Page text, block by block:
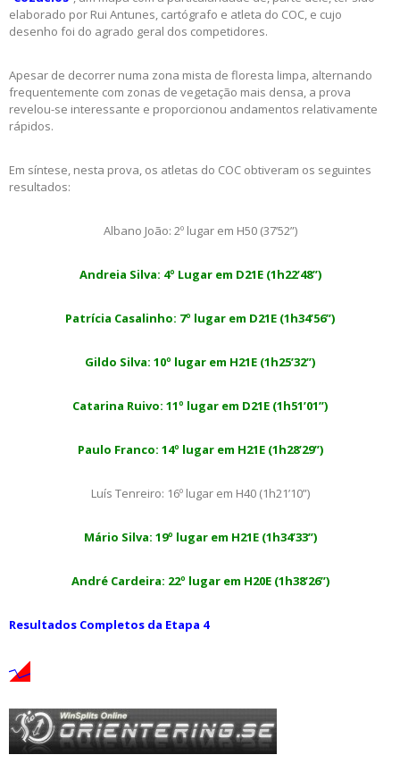
elaborado por Rui Antunes, cartógrafo e atleta do COC, e cujo
desenho foi do agrado geral dos competidores.
Apesar de decorrer numa zona mista de floresta limpa, alternando
frequentemente com zonas de vegetação mais densa, a prova
revelou-se interessante e proporcionou andamentos relativamente
rápidos.
Em síntese, nesta prova, os atletas do COC obtiveram os seguintes
resultados:
Albano João: 2º lugar em H50 (37’52”)
Andreia Silva: 4º Lugar em D21E (1h22’48”)
Patrícia Casalinho: 7º lugar em D21E (1h34’56”)
Gildo Silva: 10º lugar em H21E (1h25’32”)
Catarina Ruivo: 11º lugar em D21E (1h51’01”)
Paulo Franco: 14º lugar em H21E (1h28’29”)
Luís Tenreiro: 16º lugar em H40 (1h21’10”)
Mário Silva: 19º lugar em H21E (1h34’33”)
André Cardeira: 22º lugar em H20E (1h38’26”)
Resultados Completos da Etapa 4